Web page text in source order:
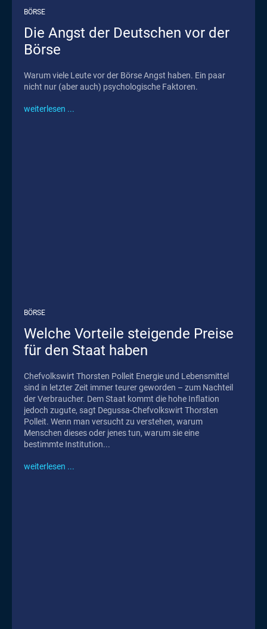
BÖRSE
Die Angst der Deutschen vor der
Börse
Warum viele Leute vor der Börse Angst haben. Ein paar
nicht nur (aber auch) psychologische Faktoren.
weiterlesen ...
BÖRSE
Welche Vorteile steigende Preise
für den Staat haben
Chefvolkswirt Thorsten Polleit Energie und Lebensmittel
sind in letzter Zeit immer teurer geworden – zum Nachteil
der Verbraucher. Dem Staat kommt die hohe Inflation
jedoch zugute, sagt Degussa-Chefvolkswirt Thorsten
Polleit. Wenn man versucht zu verstehen, warum
Menschen dieses oder jenes tun, warum sie eine
bestimmte Institution...
weiterlesen ...